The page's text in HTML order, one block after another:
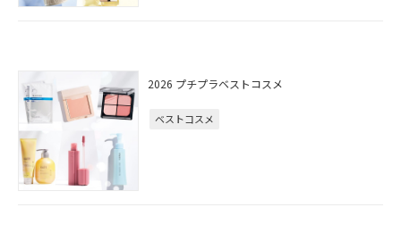
2026 プチプラベストコスメ
ベストコスメ